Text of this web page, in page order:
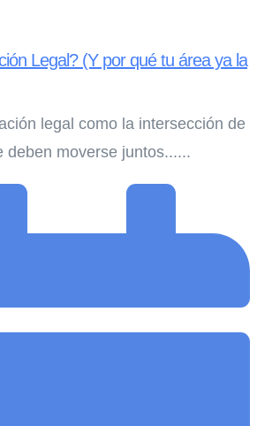
Legal? (Y por qué tu área ya la
legal como la intersección de
deben moverse juntos......